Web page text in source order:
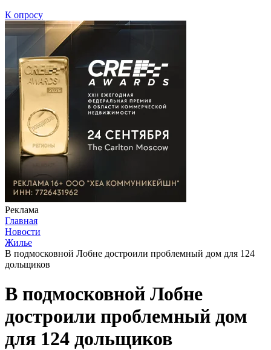
К опросу
Реклама
Главная
Новости
Жилье
В подмосковной Лобне достроили проблемный дом для 124
дольщиков
В подмосковной Лобне
достроили проблемный дом
для 124 дольщиков